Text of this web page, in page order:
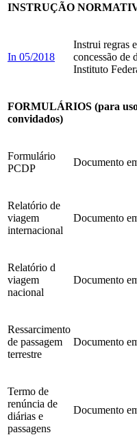
INSTRUÇÃO
In 05/2018
Instrui regras
concessão de
Instituto
FORMULÁRIOS (para
convidados)
Formulário
PCDP
Documento
Relatório de
viagem
internacional
Documento
Relatório d
viagem
nacional
Documento
Ressarcimento
de passagem
terrestre
Documento
Termo de
renúncia de
diárias e
passagens
Documento